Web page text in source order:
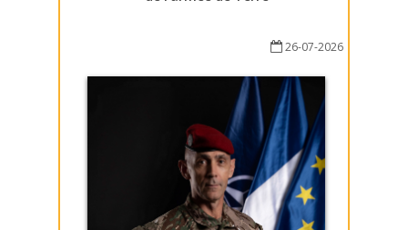
26-07-2026